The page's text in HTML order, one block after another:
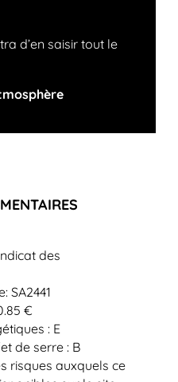
d’en saisir tout le
des
SA2441
€
: E
de serre : B
risques auxquels ce